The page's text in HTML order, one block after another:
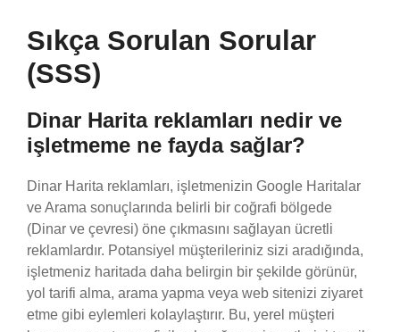
Sıkça Sorulan Sorular
(SSS)
Dinar Harita reklamları nedir ve
işletmeme ne fayda sağlar?
Dinar Harita reklamları, işletmenizin Google Haritalar
ve Arama sonuçlarında belirli bir coğrafi bölgede
(Dinar ve çevresi) öne çıkmasını sağlayan ücretli
reklamlardır. Potansiyel müşterileriniz sizi aradığında,
işletmeniz haritada daha belirgin bir şekilde görünür,
yol tarifi alma, arama yapma veya web sitenizi ziyaret
etme gibi eylemleri kolaylaştırır. Bu, yerel müşteri